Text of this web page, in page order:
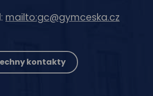
mailto:gc@gymceska.cz
kontakty